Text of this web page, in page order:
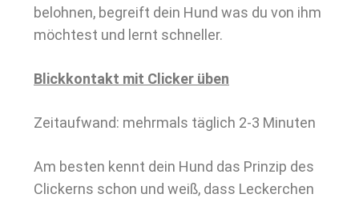
belohnen, begreift dein Hund was du von ihm
möchtest und lernt schneller.
Blickkontakt mit Clicker üben
Zeitaufwand: mehrmals täglich 2-3 Minuten
Am besten kennt dein Hund das Prinzip des
Clickerns schon und weiß, dass Leckerchen